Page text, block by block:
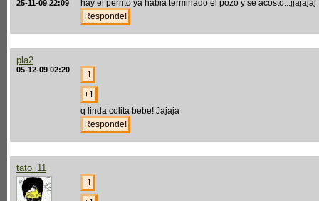
25-11-09 22:09 hay el perrito ya habia terminado el pozo y se acosto...jjajajaj
pla2
05-12-09 02:20
q linda colita bebe! Jajaja
tato_11